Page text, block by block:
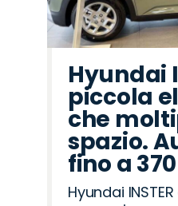
Hyundai
piccola
che
spazio.
fino a
Hyundai